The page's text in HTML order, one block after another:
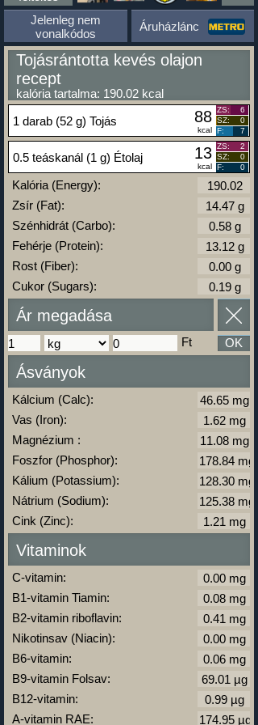
Jelenleg nem
vonalkódos
Áruházlánc
Tojásrántotta kevés olajon
recept
kalória tartalma: 190.02 kcal
1 darab (52 g) Tojás
88
kcal
ZS:
6
SZ:
0
F:
7
0.5 teáskanál (1 g) Étolaj 13
kcal
ZS:
2
SZ:
0
F:
0
Kalória (Energy):
Zsír (Fat):
Szénhidrát (Carbo):
Fehérje (Protein):
Rost (Fiber):
Cukor (Sugars):
Ár megadása
Ft OK
Ásványok
Kálcium (Calc):
Vas (Iron):
Magnézium :
Foszfor (Phosphor):
Kálium (Potassium):
Nátrium (Sodium):
Cink (Zinc):
Vitaminok
C-vitamin:
B1-vitamin Tiamin:
B2-vitamin riboflavin:
Nikotinsav (Niacin):
B6-vitamin:
B9-vitamin Folsav:
B12-vitamin:
A-vitamin RAE: